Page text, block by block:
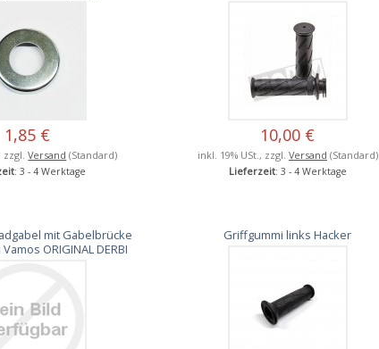
1,85 €
zzgl.Versand (Standard)
: 3 - 4 Werktage
10,00 €
inkl. 19% USt., zzgl. Versand (Standard)
Lieferzeit: 3 - 4 Werktage
mit Gabelbrücke
ORIGINAL DERBI
Griffgummi links Hacker